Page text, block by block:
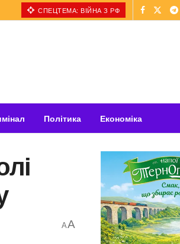
СПЕЦТЕМА: ВІЙНА З РФ
Політика Економіка
AA